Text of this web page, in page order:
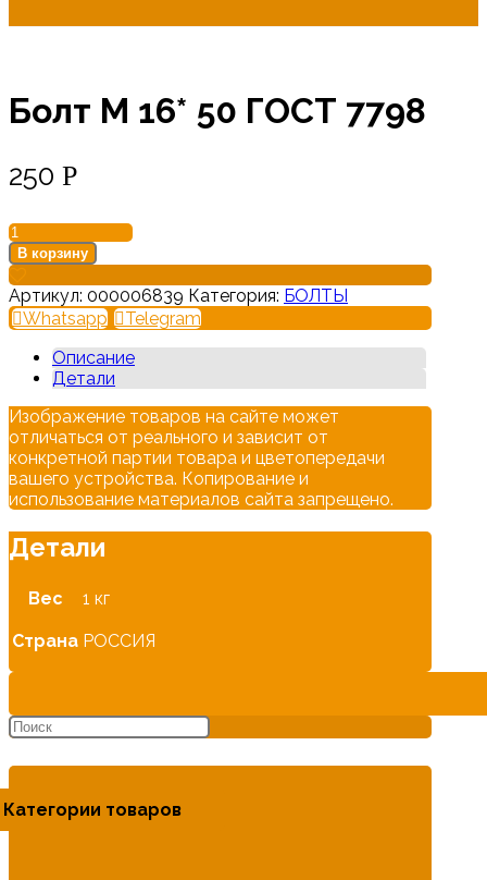
Болт М 16* 50 ГОСТ 7798
250 Р
В корзину
Артикул: 000006839 Категория: БОЛТЫ
Whatsapp
Telegram
Описание
Детали
Изображение товаров на сайте может
отличаться от реального и зависит от
конкретной партии товара и цветопередачи
вашего устройства. Копирование и
использование материалов сайта запрещено.
Детали
Вес 1 кг
Страна РОССИЯ
Категории товаров